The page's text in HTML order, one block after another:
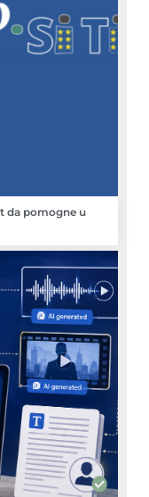
da pomogne u